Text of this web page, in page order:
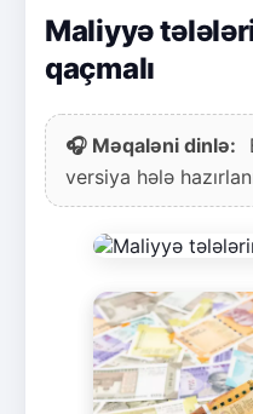
Maliyyə
qaçmalı
🎧 Məqaləni dinlə:
versiya hələ